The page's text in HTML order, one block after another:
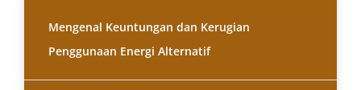
Mengenal Keuntungan dan Kerugian
Penggunaan Energi Alternatif